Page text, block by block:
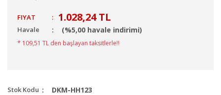
FIYAT : 1.028,24 TL
Havale (%5,00 havale indirimi)
* 109,51 TL den başlayan taksitlerle!!
Stok Kodu DKM-HH123